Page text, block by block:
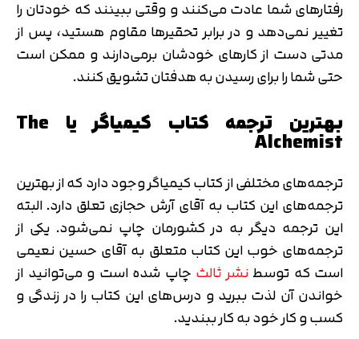
رفتارهای شما عادت می‌کنند و وقتی ببینند که خودتان را
تغییر نمی‌دهد و در برابر تحقیرها مقاوم هستید، پس از
مدتی دست از کارهای خودشان برمی‌‎دارند و ممکن است
حتی شما را برای رسیدن به هدفتان تشویق کنند.
بهترین ترجمه کتاب کیمیاگر یا The
Alchemist
ترجمه‌های مختلفی از کتاب کیمیاگر وجود دارد که از بهترین
ترجمه‌های این کتاب به آقای آرش حجازی تعلق دارد. البته
این ترجمه دیگر به در کشورمان چاپ نمی‌شود. یکی از
ترجمه‌های خوب این کتاب متعلق به آقای حسین نعیمی
است که توسطنشر ثالث چاپ شده است و می‌توانید از
خواندن آن لذت ببرید و درس‌های این کتاب را در زندگی و
کسب و کار خود به کار ببندید.